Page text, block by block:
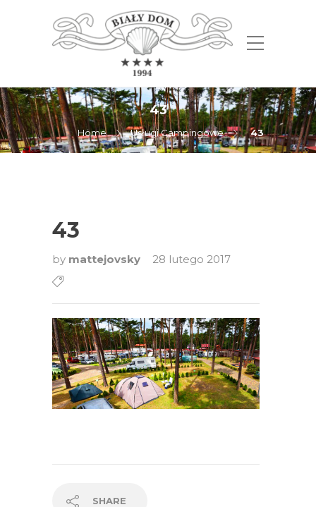
43
Home Usługi Campingowe 43
43
by mattejovsky 28 lutego 2017
SHARE